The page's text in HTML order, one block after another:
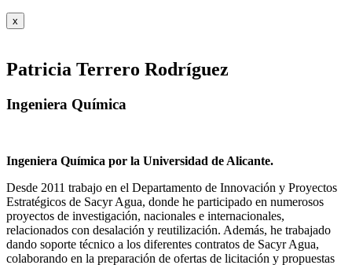
x
Patricia Terrero Rodríguez
Ingeniera Química
Ingeniera Química por la Universidad de Alicante.
Desde 2011 trabajo en el Departamento de Innovación y Proyectos
Estratégicos de Sacyr Agua, donde he participado en numerosos
proyectos de investigación, nacionales e internacionales,
relacionados con desalación y reutilización. Además, he trabajado
dando soporte técnico a los diferentes contratos de Sacyr Agua,
colaborando en la preparación de ofertas de licitación y propuestas